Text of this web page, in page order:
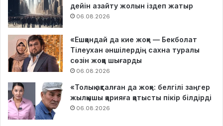
дейін азайту жолын іздеп жатыр
06.08.2026
«Ешқандай да кие жоқ» — Бекболат
Тілеухан әншілердің сахна туралы
сөзін жоққа шығарды
06.08.2026
«Толық ақталған да жоқ»: белгілі заңгер
жылқышы қарияға қатысты пікір білдірді
06.08.2026